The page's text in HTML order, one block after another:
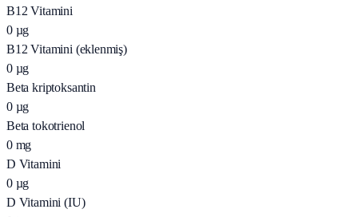
B12 Vitamini
0 µg
B12 Vitamini (eklenmiş)
0 µg
Beta kriptoksantin
0 µg
Beta tokotrienol
0 mg
D Vitamini
0 µg
D Vitamini (IU)